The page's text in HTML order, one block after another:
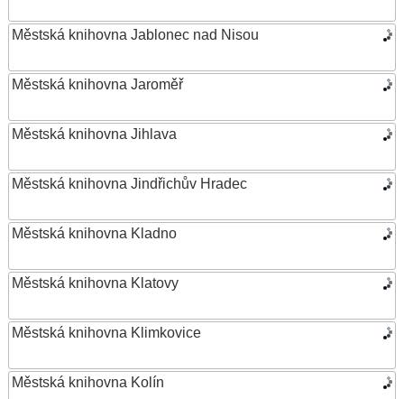
Městská knihovna Jablonec nad Nisou
Městská knihovna Jaroměř
Městská knihovna Jihlava
Městská knihovna Jindřichův Hradec
Městská knihovna Kladno
Městská knihovna Klatovy
Městská knihovna Klimkovice
Městská knihovna Kolín